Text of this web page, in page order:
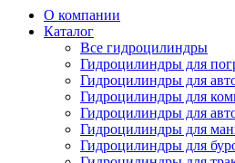
О компании
Каталог
Все гидроцилиндры
Гидроцилиндры для
Гидроцилиндры для
Гидроцилиндры для
Гидроцилиндры для
Гидроцилиндры для
Гидроцилиндры для